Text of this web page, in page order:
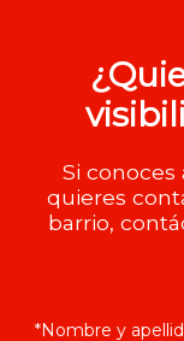
Si
quieres
barrio,